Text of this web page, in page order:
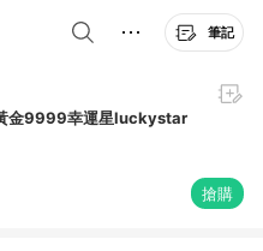
筆記
黃金9999幸運星luckystar
搶購